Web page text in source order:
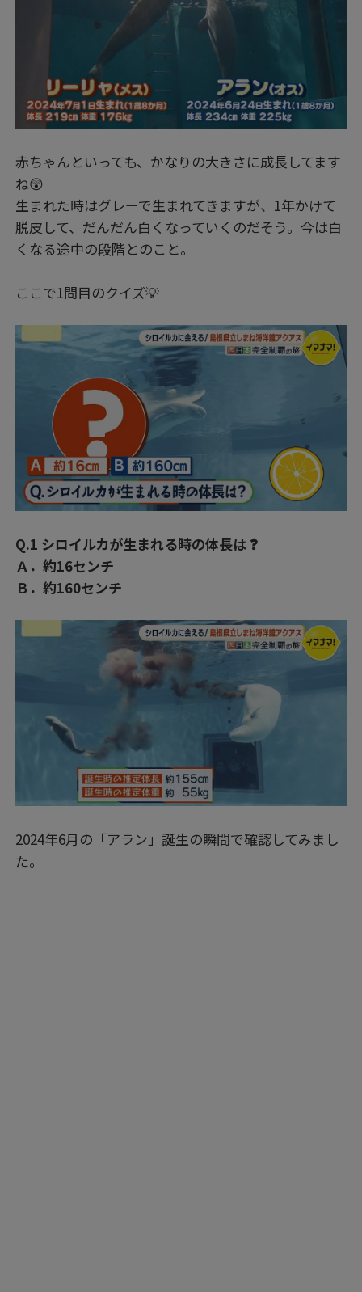
赤ちゃんといっても、かなりの大きさに成長してます
ね😲
生まれた時はグレーで生まれてきますが、1年かけて
脱皮して、だんだん白くなっていくのだそう。今は白
くなる途中の段階とのこと。
ここで1問目のクイズ💡
Q.1 シロイルカが生まれる時の体長は ❓
Ａ．約16センチ
Ｂ．約160センチ
2024年6月の「アラン」誕生の瞬間で確認してみまし
た。